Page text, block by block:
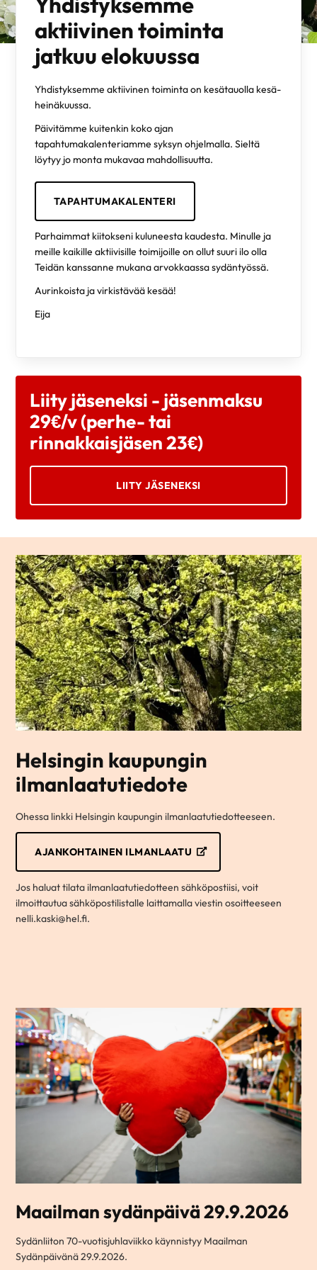
aktiivinen toiminta
jatkuu elokuussa
Yhdistyksemme aktiivinen toiminta on kesätauolla kesä-
heinäkuussa.
Päivitämme kuitenkin koko ajan
tapahtumakalenteriamme syksyn ohjelmalla. Sieltä
löytyy jo monta mukavaa mahdollisuutta.
TAPAHTUMAKALENTERI
Parhaimmat kiitokseni kuluneesta kaudesta. Minulle ja
meille kaikille aktiivisille toimijoille on ollut suuri ilo olla
Teidän kanssanne mukana arvokkaassa sydäntyössä.
Aurinkoista ja virkistävää kesää!
Eija
Liity jäseneksi - jäsenmaksu
29€/v (perhe- tai
rinnakkaisjäsen 23€)
LIITY JÄSENEKSI
Helsingin kaupungin
ilmanlaatutiedote
Ohessa linkki Helsingin kaupungin ilmanlaatutiedotteeseen.
AJANKOHTAINEN ILMANLAATU
Jos haluat tilata ilmanlaatutiedotteen sähköpostiisi, voit
ilmoittautua sähköpostilistalle laittamalla viestin osoitteeseen
nelli.kaski@hel.fi.
Maailman sydänpäivä 29.9.2026
Sydänliiton 70-vuotisjuhlaviikko käynnistyy Maailman
Sydänpäivänä 29.9.2026.